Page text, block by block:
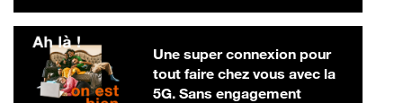
Une super connexion pour
tout faire chez vous avec la
5G. Sans engagement